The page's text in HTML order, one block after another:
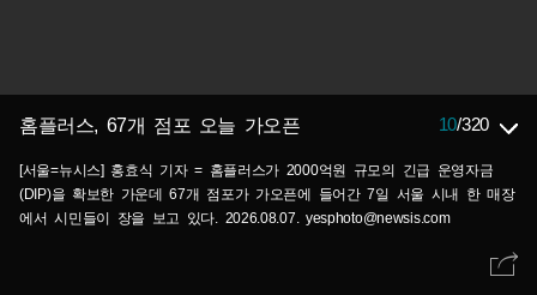
홈플러스, 67개 점포 오늘 가오픈 10/320
[서울=뉴시스] 홍효식 기자 = 홈플러스가 2000억원 규모의 긴급 운영자금
(DIP)을 확보한 가운데 67개 점포가 가오픈에 들어간 7일 서울 시내 한 매장
에서 시민들이 장을 보고 있다. 2026.08.07. yesphoto@newsis.com